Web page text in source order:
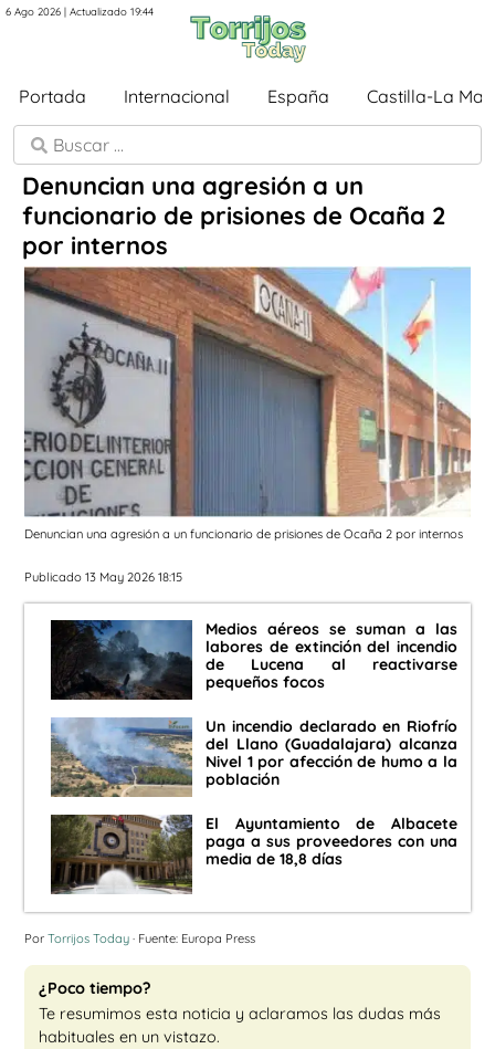
6 Ago 2026 | Actualizado 19:44
Portada Internacional España Castilla-La
Denuncian una agresión a un
funcionario de prisiones de Ocaña 2
por internos
Denuncian una agresión a un funcionario de prisiones de Ocaña 2 por internos
Publicado 13 May 2026 18:15
Medios aéreos se suman a las
labores de extinción del incendio
de Lucena al reactivarse
pequeños focos
Un incendio declarado en Riofrío
del Llano (Guadalajara) alcanza
Nivel 1 por afección de humo a la
población
El Ayuntamiento de Albacete
paga a sus proveedores con una
media de 18,8 días
Por Torrijos Today · Fuente: Europa Press
¿Poco tiempo?
Te resumimos esta noticia y aclaramos las dudas más
habituales en un vistazo.